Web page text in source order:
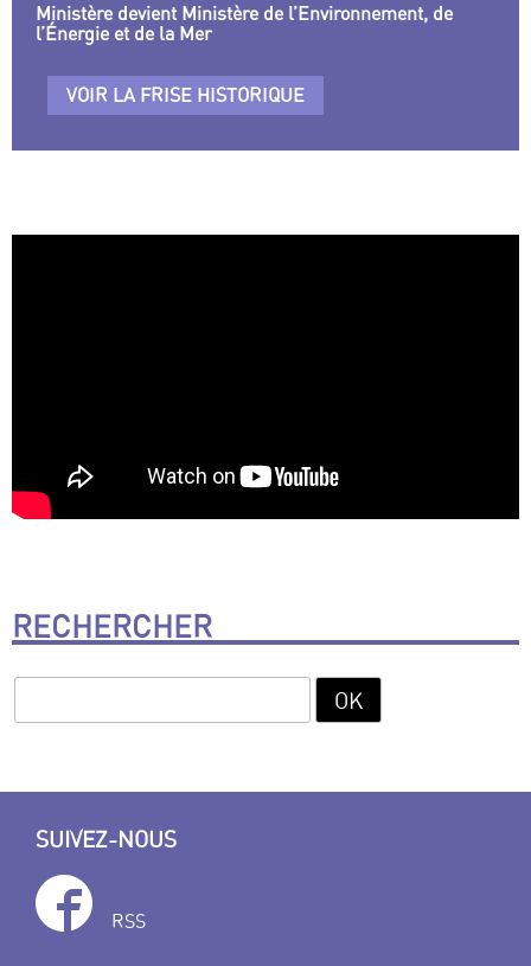
Ministère devient Ministère de l’Environnement, de
l’Énergie et de la Mer
VOIR LA FRISE HISTORIQUE
RECHERCHER
SUIVEZ-NOUS
RSS